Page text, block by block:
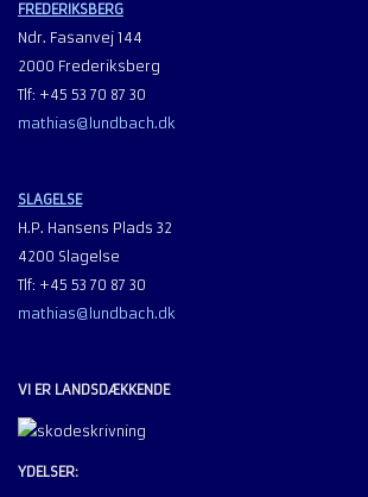
FREDERIKSBERG
Ndr. Fasanvej 144
2000 Frederiksberg
Tlf: +45 53 70 87 30
mathias@lundbach.dk
SLAGELSE
H.P. Hansens Plads 32
4200 Slagelse
Tlf: +45 53 70 87 30
mathias@lundbach.dk
VI ER LANDSDÆKKENDE
YDELSER: